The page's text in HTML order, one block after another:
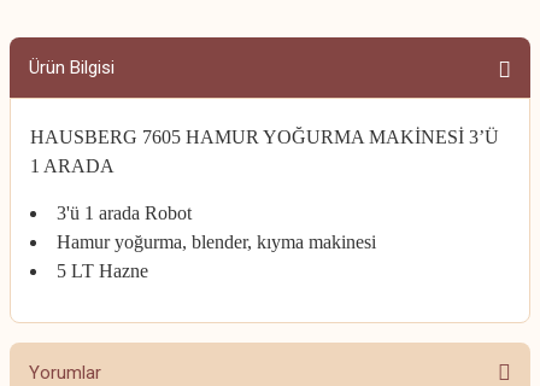
Ürün Bilgisi
HAUSBERG 7605 HAMUR YOĞURMA MAKİNESİ 3’Ü
1 ARADA
3'ü 1 arada Robot
Hamur yoğurma, blender, kıyma makinesi
5 LT Hazne
Yorumlar